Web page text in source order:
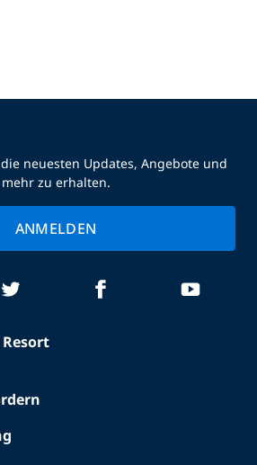
neuesten Updates, Angebote und
mehr zu erhalten.
ANMELDEN